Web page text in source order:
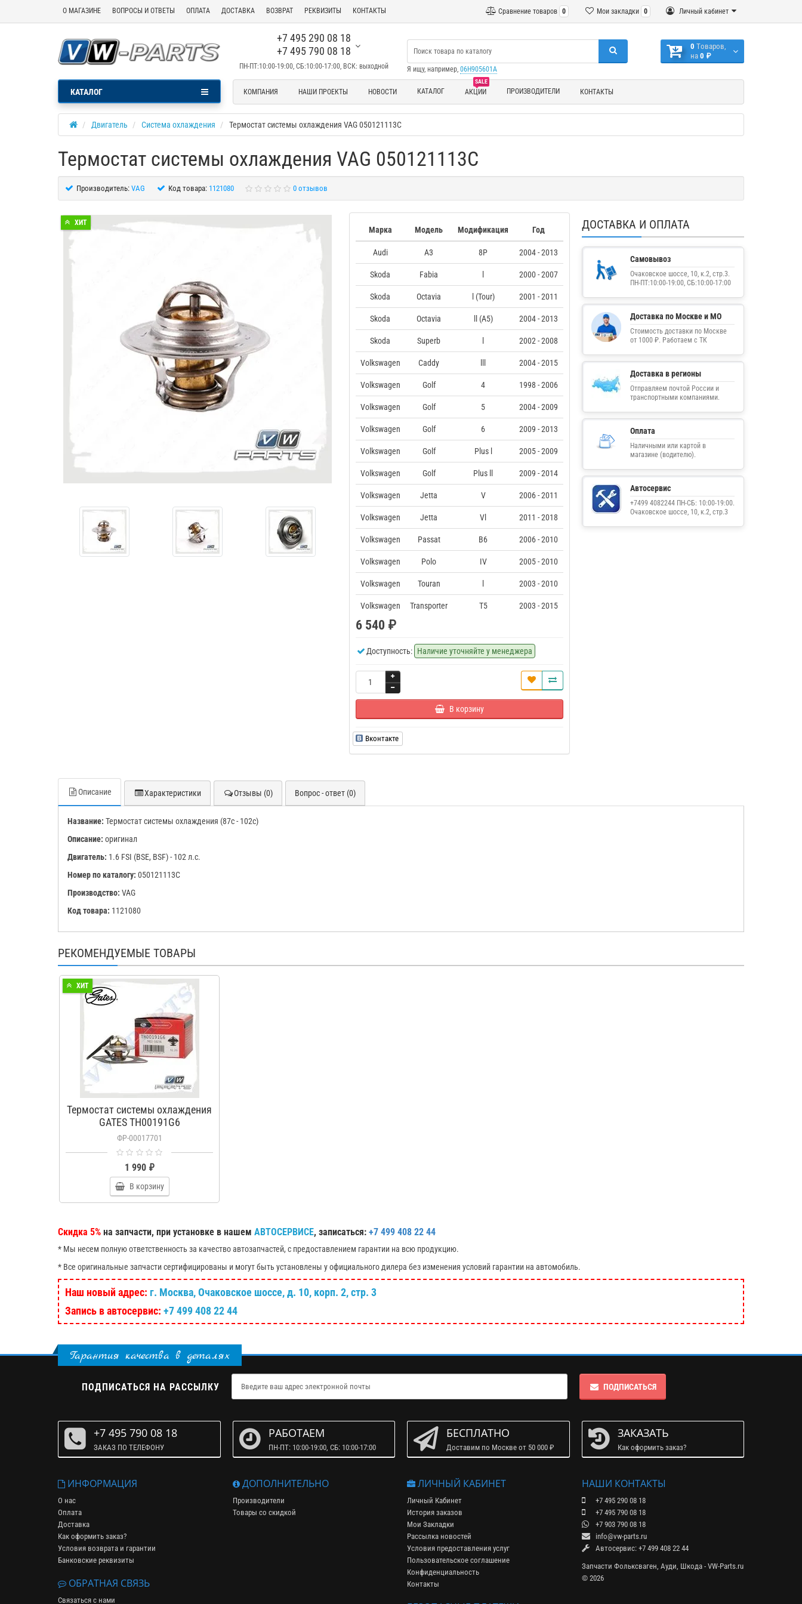
О МАГАЗИНЕ ВОПРОСЫ И ОТВЕТЫ ОПЛАТА ДОСТАВКА ВОЗВРАТ РЕКВИЗИТЫ КОНТАКТЫ Личный кабинет
Мои закладки 0
Сравнение товаров 0
+7 495 290 08 18
+7 495 790 08 18
ПН-ПТ:10:00-19:00, СБ:10:00-17:00, ВСК: выходной
0 Tоваров,
на 0 ₽
Я ищу, например, 06H905601A
КАТАЛОГ КОМПАНИЯ НАШИ ПРОЕКТЫ НОВОСТИ КАТАЛОГ
SALE
АКЦИИ ПРОИЗВОДИТЕЛИ КОНТАКТЫ
Двигатель Система охлаждения Термостат системы охлаждения VAG 050121113C
Термостат системы охлаждения VAG 050121113C
Производитель: VAG Код товара: 1121080 0 отзывов
ХИТ
Марка Модель Модификация Год
Audi A3 8P 2004 - 2013
Skoda Fabia 2000 - 2007
Skoda Octavia l (Tour) 2001 - 2011
Skoda Octavia ll (A5) 2004 - 2013
Skoda Superb 2002 - 2008
Volkswagen Caddy 2004 - 2015
Volkswagen Golf 4 1998 - 2006
Volkswagen Golf 5 2004 - 2009
Volkswagen Golf 6 2009 - 2013
Volkswagen Golf Plus l 2005 - 2009
Volkswagen Golf Plus ll 2009 - 2014
Volkswagen Jetta V 2006 - 2011
Volkswagen Jetta Vl 2011 - 2018
Volkswagen Passat B6 2006 - 2010
Volkswagen Polo IV 2005 - 2010
Volkswagen Touran 2003 - 2010
Volkswagen Transporter T5 2003 - 2015
6 540 ₽
Доступность: Наличие уточняйте у менеджера
В корзину
Вконтакте
ДОСТАВКА И ОПЛАТА
Самовывоз
Очаковское шоссе, 10, к.2, стр.3.
ПН-ПТ:10:00-19:00, СБ:10:00-17:00
Доставка по Москве и МО
Стоимость доставки по Москве
от 1000 ₽. Работаем с ТК
Доставка в регионы
Отправляем почтой России и
транспортными компаниями.
Оплата
Наличными или картой в
магазине (водителю).
Автосервис
+7499 4082244 ПН-СБ: 10:00-19:00.
Очаковское шоссе, 10, к.2, стр.3
Описание Характеристики Отзывы (0) Вопрос - ответ (0)
Название: Термостат системы охлаждения (87c - 102c)
Описание: оригинал
Двигатель: 1.6 FSI (BSE, BSF) - 102 л.с.
Номер по каталогу: 050121113C
Производство: VAG
Код товара: 1121080
РЕКОМЕНДУЕМЫЕ ТОВАРЫ
ХИТ
Термостат системы охлаждения
GATES TH00191G6
ФР-00017701
1 990 ₽
В корзину
Скидка 5% на запчасти, при установке в нашем АВТОСЕРВИСЕ, записаться: +7 499 408 22 44
* Мы несем полную ответственность за качество автозапчастей, с предоставлением гарантии на всю продукцию.
* Все оригинальные запчасти сертифицированы и могут быть установлены у официального дилера без изменения условий гарантии на автомобиль.
Наш новый адрес: г. Москва, Очаковское шоссе, д. 10, корп. 2, стр. 3
Запись в автосервис: +7 499 408 22 44
Гарантия качества в деталях
ПОДПИСАТЬСЯ НА РАССЫЛКУ ПОДПИСАТЬСЯ
+7 495 790 08 18
ЗАКАЗ ПО ТЕЛЕФОНУ
РАБОТАЕМ
ПН-ПТ: 10:00-19:00, СБ: 10:00-17:00
БЕСПЛАТНО
Доставим по Москве от 50 000 ₽
ЗАКАЗАТЬ
Как оформить заказ?
ИНФОРМАЦИЯ
О нас
Оплата
Доставка
Как оформить заказ?
Условия возврата и гарантии
Банковские реквизиты
ОБРАТНАЯ СВЯЗЬ
Связаться с нами
ДОПОЛНИТЕЛЬНО
Производители
Товары со скидкой
ЛИЧНЫЙ КАБИНЕТ
Личный Кабинет
История заказов
Мои Закладки
Рассылка новостей
Условия предоставления услуг
Пользовательское соглашение
Конфиденциальность
Контакты
НАШИ КОНТАКТЫ
+7 495 290 08 18
+7 495 790 08 18
+7 903 790 08 18
info@vw-parts.ru
Автосервис: +7 499 408 22 44
Запчасти Фольксваген, Ауди, Шкода - VW-Parts.ru
© 2026